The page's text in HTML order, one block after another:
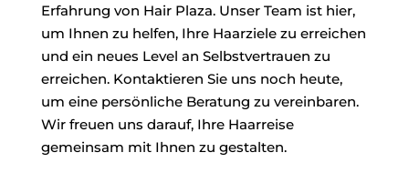
Erfahrung von Hair Plaza. Unser Team ist hier,
um Ihnen zu helfen, Ihre Haarziele zu erreichen
und ein neues Level an Selbstvertrauen zu
erreichen. Kontaktieren Sie uns noch heute,
um eine persönliche Beratung zu vereinbaren.
Wir freuen uns darauf, Ihre Haarreise
gemeinsam mit Ihnen zu gestalten.